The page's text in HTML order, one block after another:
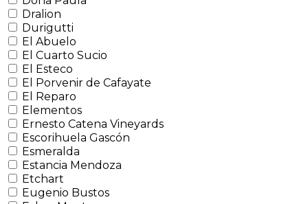
Dralion
Durigutti
El Abuelo
El Cuarto Sucio
El Esteco
El Porvenir de Cafayate
El Reparo
Elementos
Ernesto Catena Vineyards
Escorihuela Gascón
Esmeralda
Estancia Mendoza
Etchart
Eugenio Bustos